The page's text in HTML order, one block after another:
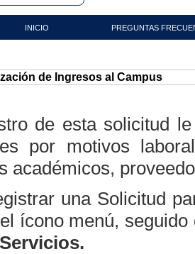
INICIO PREGUNTAS
de Ingresos al Campus
de esta solicitud
por motivos
académicos,
una Solicitud
ícono menú,
Servicios.